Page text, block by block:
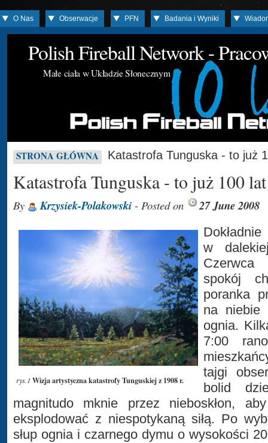
O Nas Obserwacje PFN Badania i Wyniki
Polish Fireball Network -
Małe ciała w Układzie Słonecznym
STRONA GŁÓWNA Katastrofa Tunguska - to już
Katastrofa Tunguska - to już 100 lat
By Krzysiek-Polakowski - Posted on 27 June 2008
rys.1 Wizja artystyczna katastrofy Tunguskiej z 1908 r.
w
spokój
poranka
na niebie
ognia.
7:00
tajgi
bolid
magnitudo mknie przez nieboskłon,
eksplodować z niespotykaną siłą. Po
słup ognia i czarnego dymu o wysokości